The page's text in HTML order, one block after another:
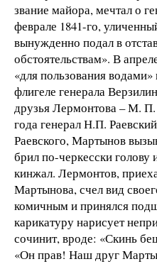
звание майора, мечтал о
феврале 1841-го,
вынужденно подал в
обстоятельствам». В
«для пользования
флигеле генерала
друзья Лермонтова – М.
года генерал Н.П.
Раевского, Мартынов
брил по-черкесски
кинжал. Лермонтов,
Мартынова, счел вид
комичным и принялся
карикатуру нарисует
сочинит, вроде: «Скинь
«Он прав! Наш друг